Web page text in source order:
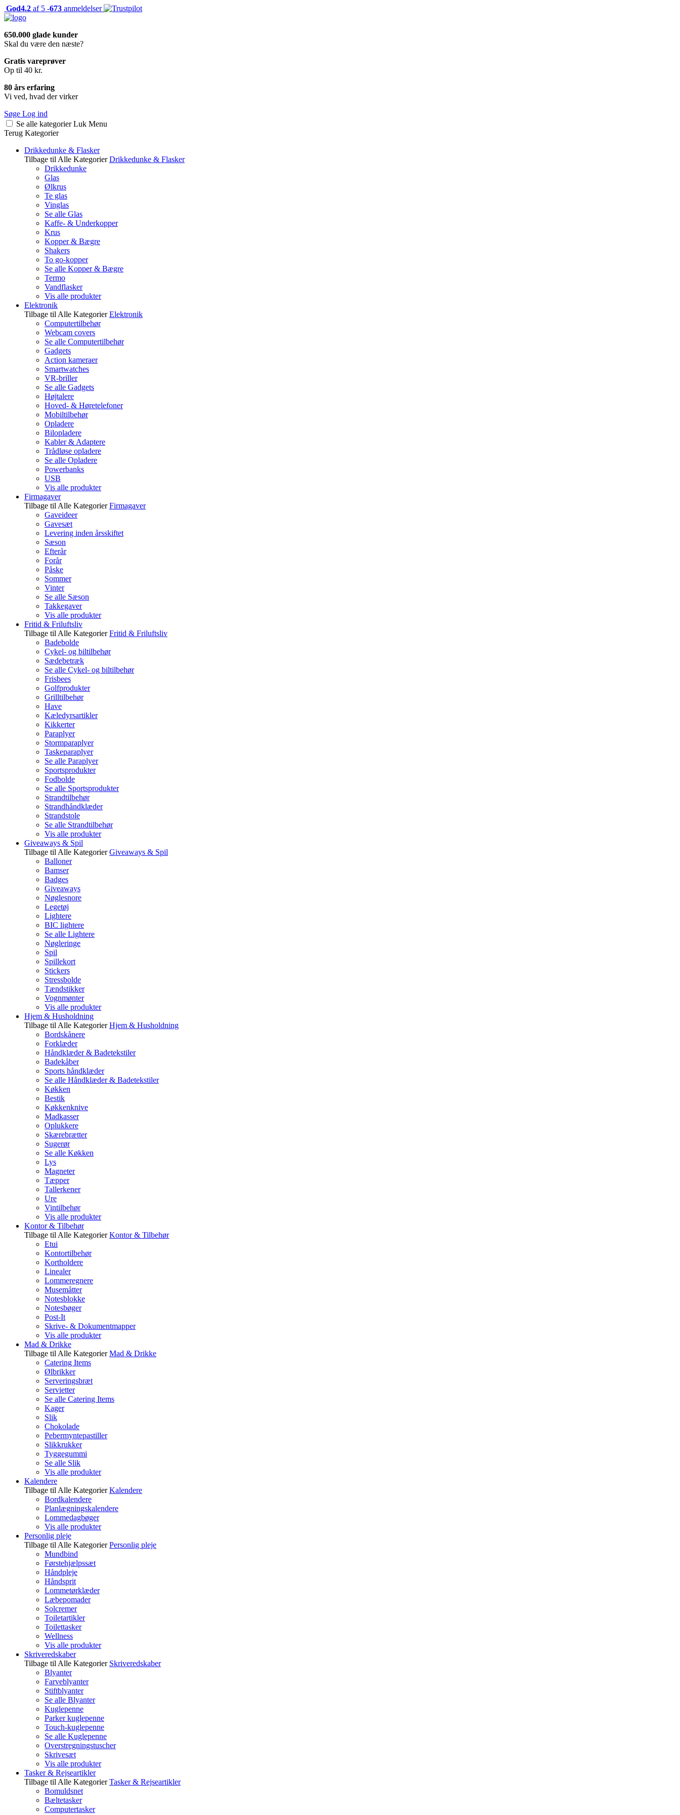
God4.2 af 5 -673 anmeldelser
650.000 glade kunder
Skal du være den næste?
Gratis vareprøver
Op til 40 kr.
80 års erfaring
Vi ved, hvad der virker
Søge Log ind
Se alle kategorier Luk Menu
Terug Kategorier
Drikkedunke & Flasker
Tilbage til Alle Kategorier Drikkedunke & Flasker
Drikkedunke
Glas
Ølkrus
Te glas
Vinglas
Se alle Glas
Kaffe- & Underkopper
Krus
Kopper & Bægre
Shakers
To go-kopper
Se alle Kopper & Bægre
Termo
Vandflasker
Vis alle produkter
Elektronik
Tilbage til Alle Kategorier Elektronik
Computertilbehør
Webcam covers
Se alle Computertilbehør
Gadgets
Action kameraer
Smartwatches
VR-briller
Se alle Gadgets
Højtalere
Hoved- & Høretelefoner
Mobiltilbehør
Opladere
Bilopladere
Kabler & Adaptere
Trådløse opladere
Se alle Opladere
Powerbanks
USB
Vis alle produkter
Firmagaver
Tilbage til Alle Kategorier Firmagaver
Gaveideer
Gavesæt
Levering inden årsskiftet
Sæson
Efterår
Forår
Påske
Sommer
Vinter
Se alle Sæson
Takkegaver
Vis alle produkter
Fritid & Friluftsliv
Tilbage til Alle Kategorier Fritid & Friluftsliv
Badebolde
Cykel- og biltilbehør
Sædebetræk
Se alle Cykel- og biltilbehør
Frisbees
Golfprodukter
Grilltilbehør
Have
Kæledyrsartikler
Kikkerter
Paraplyer
Stormparaplyer
Taskeparaplyer
Se alle Paraplyer
Sportsprodukter
Fodbolde
Se alle Sportsprodukter
Strandtilbehør
Strandhåndklæder
Strandstole
Se alle Strandtilbehør
Vis alle produkter
Giveaways & Spil
Tilbage til Alle Kategorier Giveaways & Spil
Balloner
Bamser
Badges
Giveaways
Nøglesnore
Legetøj
Lightere
BIC lightere
Se alle Lightere
Nøgleringe
Spil
Spillekort
Stickers
Stressbolde
Tændstikker
Vognmønter
Vis alle produkter
Hjem & Husholdning
Tilbage til Alle Kategorier Hjem & Husholdning
Bordskånere
Forklæder
Håndklæder & Badetekstiler
Badekåber
Sports håndklæder
Se alle Håndklæder & Badetekstiler
Køkken
Bestik
Køkkenknive
Madkasser
Oplukkere
Skærebrætter
Sugerør
Se alle Køkken
Lys
Magneter
Tæpper
Tallerkener
Ure
Vintilbehør
Vis alle produkter
Kontor & Tilbehør
Tilbage til Alle Kategorier Kontor & Tilbehør
Etui
Kontortilbehør
Kortholdere
Linealer
Lommeregnere
Musemåtter
Notesblokke
Notesbøger
Post-It
Skrive- & Dokumentmapper
Vis alle produkter
Mad & Drikke
Tilbage til Alle Kategorier Mad & Drikke
Catering Items
Ølbrikker
Serveringsbræt
Servietter
Se alle Catering Items
Kager
Slik
Chokolade
Pebermyntepastiller
Slikkrukker
Tyggegummi
Se alle Slik
Vis alle produkter
Kalendere
Tilbage til Alle Kategorier Kalendere
Bordkalendere
Planlægningskalendere
Lommedagbøger
Vis alle produkter
Personlig pleje
Tilbage til Alle Kategorier Personlig pleje
Mundbind
Førstehjælpssæt
Håndpleje
Håndsprit
Lommetørklæder
Læbepomader
Solcremer
Toiletartikler
Toilettasker
Wellness
Vis alle produkter
Skriveredskaber
Tilbage til Alle Kategorier Skriveredskaber
Blyanter
Farveblyanter
Stiftblyanter
Se alle Blyanter
Kuglepenne
Parker kuglepenne
Touch-kuglepenne
Se alle Kuglepenne
Overstregningstuscher
Skrivesæt
Vis alle produkter
Tasker & Rejseartikler
Tilbage til Alle Kategorier Tasker & Rejseartikler
Bomuldsnet
Bæltetasker
Computertasker